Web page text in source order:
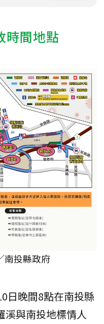
時間地點
南投縣政府
日晚間8點在南投縣
溪與南投地標情人